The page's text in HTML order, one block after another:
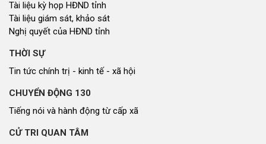
Tài liệu kỳ họp HĐND tỉnh
Tài liệu giám sát, khảo sát
Nghị quyết của HĐND tỉnh
THỜI SỰ
Tin tức chính trị - kinh tế - xã hội
CHUYỂN ĐỘNG 130
Tiếng nói và hành động từ cấp xã
CỬ TRI QUAN TÂM